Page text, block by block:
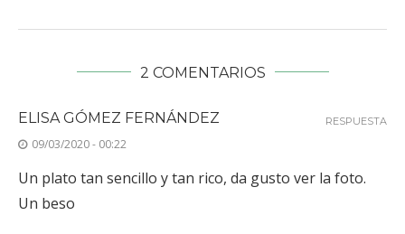
2 COMENTARIOS
ELISA GÓMEZ FERNÁNDEZ
09/03/2020 - 00:22
Un plato tan sencillo y tan rico, da gusto ver la foto.
Un beso
RESPUESTA